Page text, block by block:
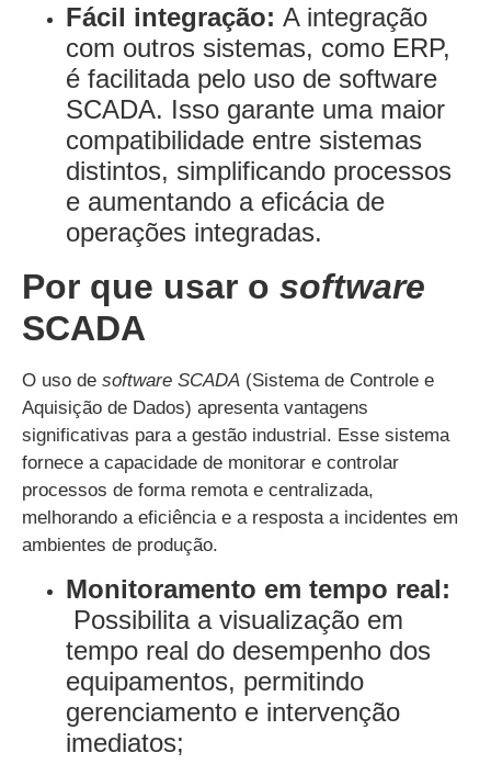
Fácil integração: A integração
com outros sistemas, como ERP,
é facilitada pelo uso de software
SCADA. Isso garante uma maior
compatibilidade entre sistemas
distintos, simplificando processos
e aumentando a eficácia de
operações integradas.
Por que usar o software
SCADA
O uso de software SCADA (Sistema de Controle e
Aquisição de Dados) apresenta vantagens
significativas para a gestão industrial. Esse sistema
fornece a capacidade de monitorar e controlar
processos de forma remota e centralizada,
melhorando a eficiência e a resposta a incidentes em
ambientes de produção.
Monitoramento em tempo real:
Possibilita a visualização em
tempo real do desempenho dos
equipamentos, permitindo
gerenciamento e intervenção
imediatos;